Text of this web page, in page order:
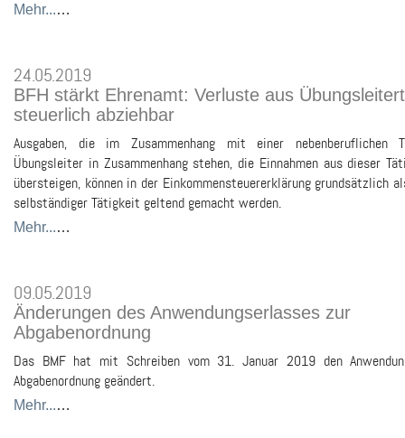
Mehr...…
24.05.2019
BFH stärkt Ehrenamt: Verluste aus
steuerlich abziehbar
Ausgaben, die im Zusammenhang mit einer nebenberuflichen
Übungsleiter in Zusammenhang stehen, die Einnahmen aus dieser
übersteigen, können in der Einkommensteuererklärung grundsätzlich
selbständiger Tätigkeit geltend gemacht werden.
Mehr...…
09.05.2019
Änderungen des Anwendungserlasses zur
Abgabenordnung
Das BMF hat mit Schreiben vom 31. Januar 2019 den
Abgabenordnung geändert.
Mehr...…